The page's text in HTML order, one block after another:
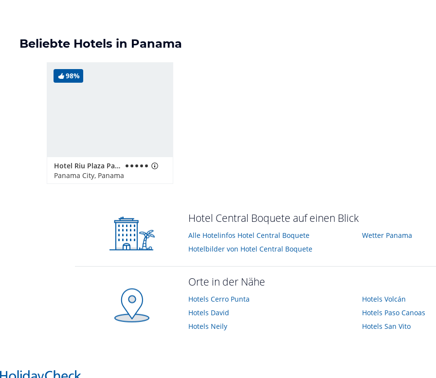
Beliebte Hotels in Panama
98%
Hotel Riu Plaza Panama
Panama City, Panama
Hotel Central Boquete auf einen Blick
Alle Hotelinfos Hotel Central Boquete
Hotelbilder von Hotel Central Boquete
Wetter Panama
Orte in der Nähe
Hotels Cerro Punta
Hotels David
Hotels Neily
Hotels Volcán
Hotels Paso Canoas
Hotels San Vito